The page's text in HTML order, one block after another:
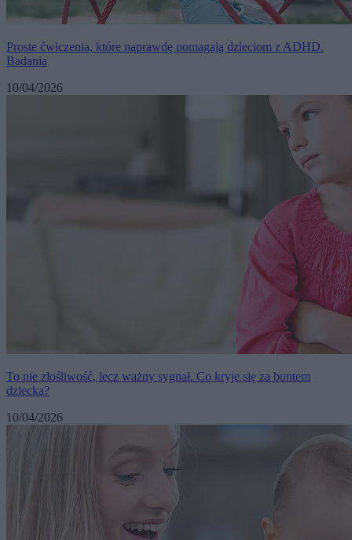
Proste ćwiczenia, które naprawdę pomagają dzieciom z ADHD.
Badania
10/04/2026
To nie złośliwość, lecz ważny sygnał. Co kryje się za buntem
dziecka?
10/04/2026